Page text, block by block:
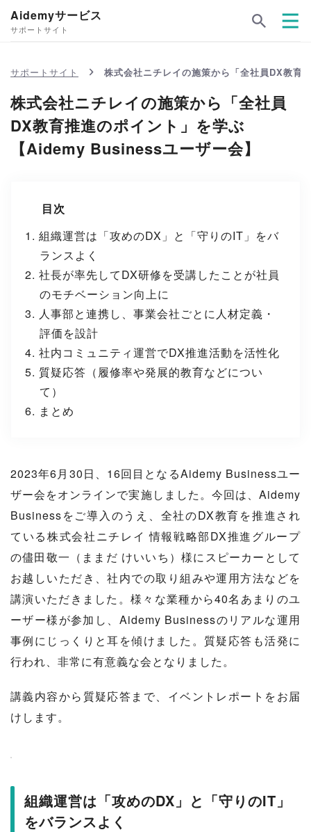
Aidemyサービス
サポートサイト
サポートサイト 株式会社ニチレイの施策から「全社員DX教
株式会社ニチレイの施策から「全社員
DX教育推進のポイント」を学ぶ
【Aidemy Businessユーザー会】
目次
組織運営は「攻めのDX」と「守りのIT」をバ
ランスよく
社長が率先してDX研修を受講したことが社員
のモチベーション向上に
人事部と連携し、事業会社ごとに人材定義・
評価を設計
社内コミュニティ運営でDX推進活動を活性化
質疑応答（履修率や発展的教育などについ
て）
まとめ
2023年6月30日、16回目となるAidemy Businessユー
ザー会をオンラインで実施しました。今回は、Aidemy
Businessをご導入のうえ、全社のDX教育を推進され
ている株式会社ニチレイ 情報戦略部DX推進グループ
の儘田敬一（ままだ けいいち）様にスピーカーとして
お越しいただき、社内での取り組みや運用方法などを
講演いただきました。様々な業種から40名あまりのユ
ーザー様が参加し、Aidemy Businessのリアルな運用
事例にじっくりと耳を傾けました。質疑応答も活発に
行われ、非常に有意義な会となりました。
講義内容から質疑応答まで、イベントレポートをお届
けします。
組織運営は「攻めのDX」と「守りのIT」
をバランスよく